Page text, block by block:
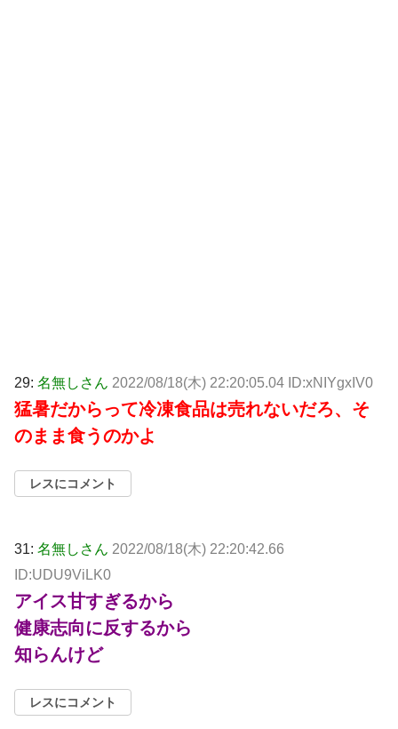
29: 名無しさん 2022/08/18(木) 22:20:05.04 ID:xNIYgxIV0
猛暑だからって冷凍食品は売れないだろ、そ
のまま食うのかよ
レスにコメント
31: 名無しさん 2022/08/18(木) 22:20:42.66
ID:UDU9ViLK0
アイス甘すぎるから
健康志向に反するから
知らんけど
レスにコメント